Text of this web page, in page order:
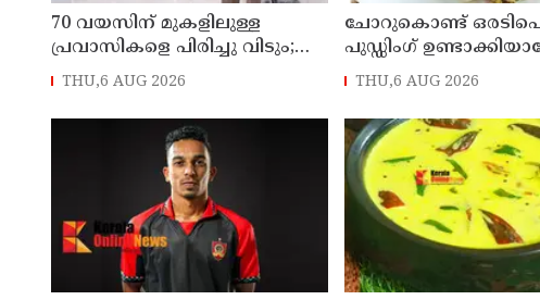
70 വയസിന് മുകളിലുള്ള
പ്രവാസികളെ പിരിച്ചു വിടും;
കടുത്ത നിലപാടുമായി
THU,6 AUG 2026
ചോറുകൊണ്ട്
പുഡ്ഡിംഗ്
THU,6 AUG 2026